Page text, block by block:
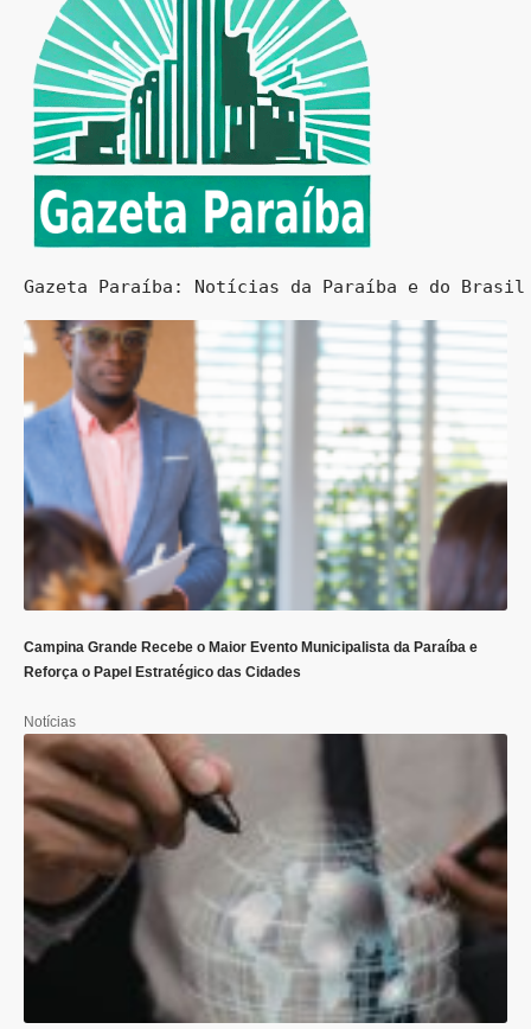
Gazeta Paraíba: Notícias da Paraíba e do
Campina Grande Recebe o Maior Evento Municipalista da Paraíba e
Reforça o Papel Estratégico das Cidades
Notícias